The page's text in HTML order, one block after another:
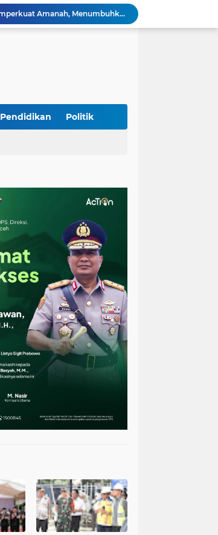
HUT ke-53 Bank Aceh: Momentum Memperkuat Amanah, Menumbuhkan Keberkahan Bagi Aceh
Silaturahmi Lintas Sektor di Kuta Alam, TNI–Polri dan Desa Perkokoh Kebersamaan
Kapolda Aceh dan Forkopimda Dampingi Kunjungan Kerja Wakil Presiden RI Gibran Rakabuming Raka di Aceh Tengah
Pendidikan Politik